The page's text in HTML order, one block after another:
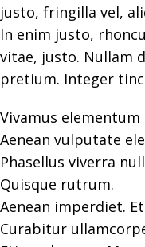
justo, fringilla vel,
In enim justo,
vitae, justo. Nullam
pretium. Integer
Vivamus elementum
Aenean vulputate
Phasellus viverra
Quisque rutrum.
Aenean imperdiet.
Curabitur